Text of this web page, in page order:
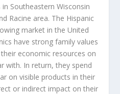
Southeastern Wisconsin
Racine area. The Hispanic
market in the United
have strong family values
economic resources on
with. In return, they spend
on visible products in their
or indirect impact on their